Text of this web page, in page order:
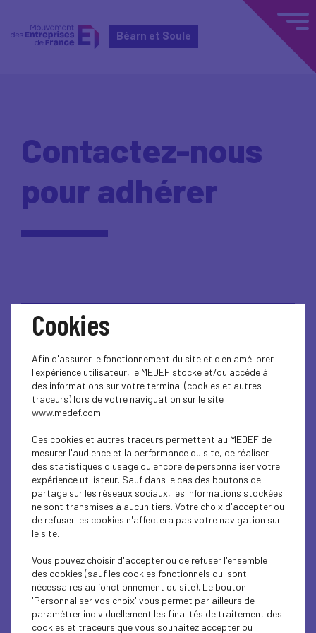
Béarn et Soule
Contactez-nous
pour adhérer
Objet de la demande
Cookies
Afin d'assurer le fonctionnement du site et d'en améliorer
l'expérience utilisateur, le MEDEF stocke et/ou accède à
des informations sur votre terminal (cookies et autres
traceurs) lors de votre naviguation sur le site
www.medef.com.
Ces cookies et autres traceurs permettent au MEDEF de
mesurer l'audience et la performance du site, de réaliser
des statistiques d'usage ou encore de personnaliser votre
expérience utilisteur. Sauf dans le cas des boutons de
partage sur les réseaux sociaux, les informations stockées
ne sont transmises à aucun tiers. Votre choix d'accepter ou
de refuser les cookies n'affectera pas votre navigation sur
le site.
Vous pouvez choisir d'accepter ou de refuser l'ensemble
des cookies (sauf les cookies fonctionnels qui sont
nécessaires au fonctionnement du site). Le bouton
'Personnaliser vos choix' vous permet par ailleurs de
paramétrer individuellement les finalités de traitement des
cookies et traceurs que vous souhaitez accepter ou